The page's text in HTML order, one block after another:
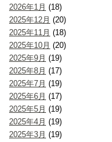
2026年1月 (18)
2025年12月 (20)
2025年11月 (18)
2025年10月 (20)
2025年9月 (19)
2025年8月 (17)
2025年7月 (19)
2025年6月 (17)
2025年5月 (19)
2025年4月 (19)
2025年3月 (19)